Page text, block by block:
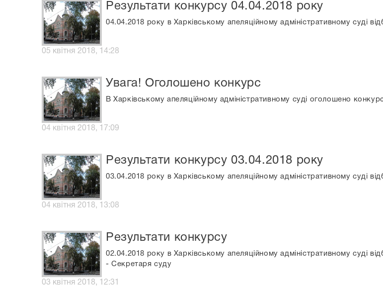
Результати конкурсу 04.04.2018 року
04.04.2018 року в Харківському апеляційному адміністративному суді
05 квітня 2018, 14:28
Увага! Оголошено конкурс
В Харківському апеляційному адміністративному суді оголошено
04 квітня 2018, 17:09
Результати конкурсу 03.04.2018 року
03.04.2018 року в Харківському апеляційному адміністративному суді
04 квітня 2018, 13:08
Результати конкурсу
02.04.2018 року в Харківському апеляційному адміністративному суді
- Секретаря суду
03 квітня 2018, 12:31